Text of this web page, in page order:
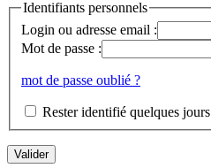
Identifiants personnels
Login ou adresse email :
Mot de passe :
mot de passe oublié ?
Rester identifié quelques jours